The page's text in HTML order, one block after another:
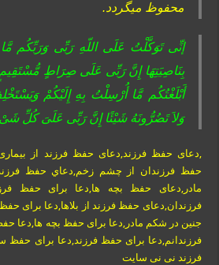
محفوظ میگردد.
إنِّی تَوَکَّلْتُ عَلَى اللّهِ رَبِّی وَرَبِّکُم
أَبْلَغْتُکُم مَّا أُرْسِلْتُ بِهِ إِلَیْکُمْ
وَلاَ تَضُرُّونَهُ شَیْئًا إِنَّ رَبِّی عَلَىَ کُلِّ شَیْءٍ
,دعای حفظ فرزند,دعای حفظ فرزند از
حفظ فرزندان از چشم زخم,دعاي حفظ
مادر,دعای حفظ بچه ها,دعا برای حفظ
فرزندان,دعای حفظ فرزند از بلاها,دعا برای
جنین در شکم مادر,دعا برای حفظ بچه ها,دعا
فرزندانم,دعا برای حفظ فرزند,دعا برای حفظ
فرزند نی نی سایت